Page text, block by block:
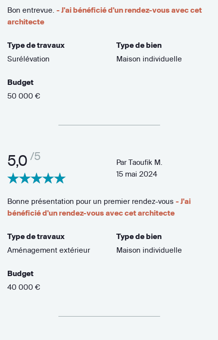
Bon entrevue. - J'ai bénéficié d'un rendez-vous avec cet
architecte
Type de travaux
Surélévation
Type de bien
Maison individuelle
Budget
50 000 €
5,0 /5 Par Taoufik M.
15 mai 2024
Bonne présentation pour un premier rendez-vous - J'ai
bénéficié d'un rendez-vous avec cet architecte
Type de travaux
Aménagement extérieur
Type de bien
Maison individuelle
Budget
40 000 €